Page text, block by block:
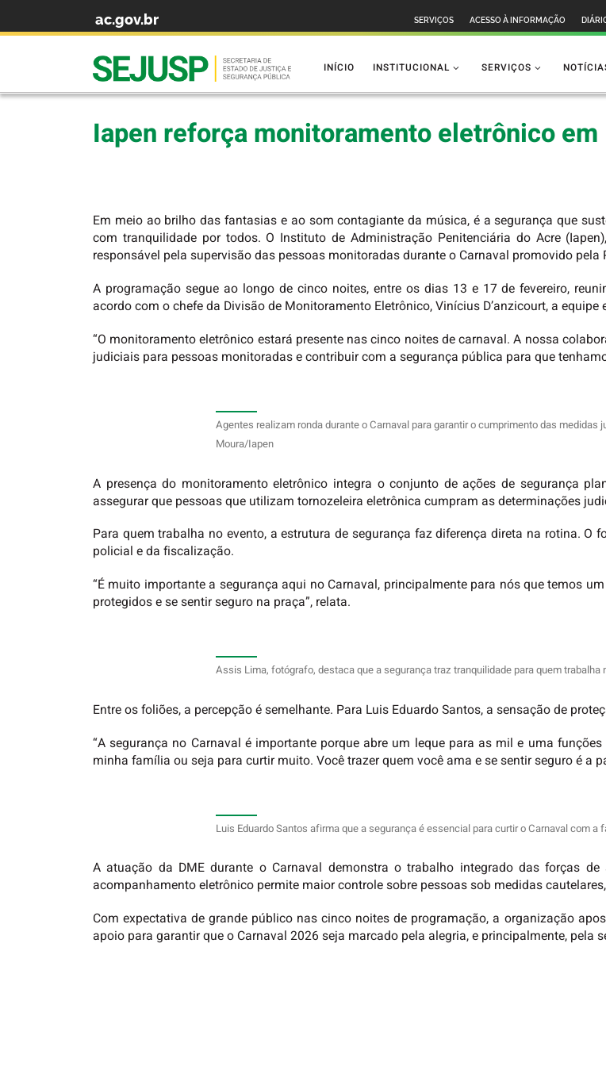
ac.gov.br SERVIÇOS ACESSO À INFORMAÇÃO
INÍCIO INSTITUCIONAL SERVIÇOS
Iapen reforça monitoramento eletrônico em
Em meio ao brilho das fantasias e ao som contagiante da música, é a segurança que
com tranquilidade por todos. O Instituto de Administração Penitenciária do Acre
responsável pela supervisão das pessoas monitoradas durante o Carnaval promovido pela
A programação segue ao longo de cinco noites, entre os dias 13 e 17 de fevereiro,
acordo com o chefe da Divisão de Monitoramento Eletrônico, Vinícius D’anzicourt, a
“O monitoramento eletrônico estará presente nas cinco noites de carnaval. A nossa
judiciais para pessoas monitoradas e contribuir com a segurança pública para que
Agentes realizam ronda durante o Carnaval para garantir o cumprimento das
Moura/Iapen
A presença do monitoramento eletrônico integra o conjunto de ações de segurança
assegurar que pessoas que utilizam tornozeleira eletrônica cumpram as determinações
Para quem trabalha no evento, a estrutura de segurança faz diferença direta na rotina.
policial e da fiscalização.
“É muito importante a segurança aqui no Carnaval, principalmente para nós que temos
protegidos e se sentir seguro na praça”, relata.
Assis Lima, fotógrafo, destaca que a segurança traz tranquilidade para quem
Entre os foliões, a percepção é semelhante. Para Luis Eduardo Santos, a sensação de
“A segurança no Carnaval é importante porque abre um leque para as mil e uma
minha família ou seja para curtir muito. Você trazer quem você ama e se sentir seguro é a
Luis Eduardo Santos afirma que a segurança é essencial para curtir o Carnaval com
A atuação da DME durante o Carnaval demonstra o trabalho integrado das forças
acompanhamento eletrônico permite maior controle sobre pessoas sob medidas
Com expectativa de grande público nas cinco noites de programação, a organização
apoio para garantir que o Carnaval 2026 seja marcado pela alegria, e principalmente, pela